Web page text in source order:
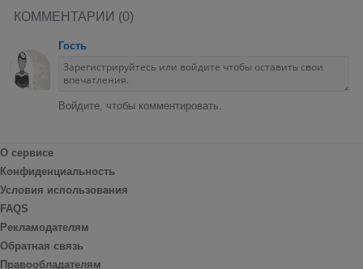
КОММЕНТАРИИ (0)
Гость
Войдите, чтобы комментировать.
О сервисе
Конфиденциальность
Условия использования
FAQS
Рекламодателям
Обратная связь
Правообладателям